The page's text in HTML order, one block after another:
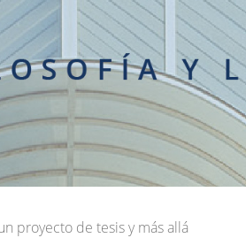
proyecto de tesis y más allá